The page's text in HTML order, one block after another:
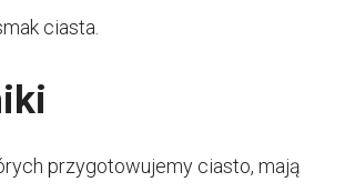
ciasta.
przygotowujemy ciasto, mają